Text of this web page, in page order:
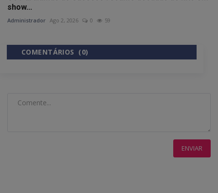
show...
Administrador Ago 2, 2026 0 59
COMENTÁRIOS (0)
ENVIAR